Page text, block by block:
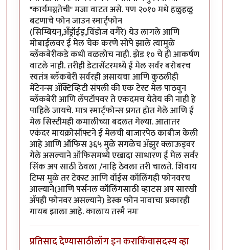
"कार्यमग्नतेची" मजा वाटत असे. पण २०१० मधे हळुहळु
बटणाचे फोन जाउन स्मार्ट्फोन
(सिम्बियन्,अँड्रॉईड्,विंडोज वगैरे) येउ लागले आणि
मोबाईलवर ई मेल चेक करणे सोपे झाले त्यामुळे
ब्लॅकबेरीकडे कधी वळलोच नाही. झेड १० चे ही आकर्षण
वाटले नाही. तरीही डेटासेंटरमध्ये ई मेल सर्वर बरोबरच
स्वतंत्र ब्लॅकबेरी सर्वरही असायचा आणि कुठलीही
मेंटेनन्स अ‍ॅक्टिव्हिटी संपली की एक टेस्ट मेल पाठवुन
ब्लॅकबेरी आणि लॅपटॉपवर ते एकदमच येतेय की नाही हे
पाहिले जायचे. मात्र स्मार्ट्फोन्स प्रगत होत गेले आणि ई
मेल सिस्टीमही कमालीच्या बदलत गेल्या. आतातर
एकंदर मायक्रोसॉफ्टने ई मेलची बाजारपेठ काबीज केली
आहे आणि ऑफिस ३६५ मुळे सगळेच अ‍ॅझुर क्लाऊड्वर
गेले असल्याने ऑफिसमध्ये एखादा साधारण ई मेल सर्वर
सिंक अप साठी ठेवला /नाहि ठेवला तरी चालते. शिवाय
टिम्स मुळे तर टेक्स्ट आणि वॉईस कॉलिंगही फोनवरच
आल्याने(आणि पर्सनल कॉलिंगसाठी व्हाटस अप सारखी
अ‍ॅपही फोनवर असल्याने) डेस्क फोन नावाचा प्रकारही
गायब झाला आहे. कालाय तस्मै नमः
प्रतिसाद देण्यासाठीलॉग इन कराकिंवासदस्य व्हा